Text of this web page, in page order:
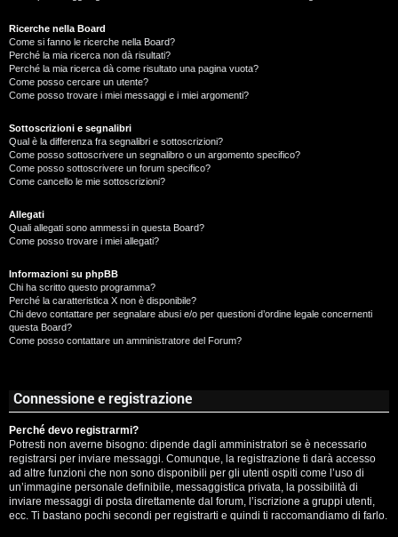
Ricerche nella Board
Come si fanno le ricerche nella Board?
Perché la mia ricerca non dà risultati?
Perché la mia ricerca dà come risultato una pagina vuota?
Come posso cercare un utente?
Come posso trovare i miei messaggi e i miei argomenti?
Sottoscrizioni e segnalibri
Qual è la differenza fra segnalibri e sottoscrizioni?
Come posso sottoscrivere un segnalibro o un argomento specifico?
Come posso sottoscrivere un forum specifico?
Come cancello le mie sottoscrizioni?
Allegati
Quali allegati sono ammessi in questa Board?
Come posso trovare i miei allegati?
Informazioni su phpBB
Chi ha scritto questo programma?
Perché la caratteristica X non è disponibile?
Chi devo contattare per segnalare abusi e/o per questioni d’ordine legale concernenti
questa Board?
Come posso contattare un amministratore del Forum?
Connessione e registrazione
Perché devo registrarmi?
Potresti non averne bisogno: dipende dagli amministratori se è necessario
registrarsi per inviare messaggi. Comunque, la registrazione ti darà accesso
ad altre funzioni che non sono disponibili per gli utenti ospiti come l’uso di
un’immagine personale definibile, messaggistica privata, la possibilità di
inviare messaggi di posta direttamente dal forum, l’iscrizione a gruppi utenti,
ecc. Ti bastano pochi secondi per registrarti e quindi ti raccomandiamo di farlo.